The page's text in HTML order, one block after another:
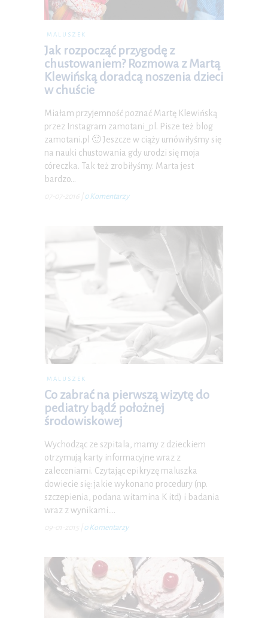
MALUSZEK
Jak rozpocząć przygodę z
chustowaniem? Rozmowa z Martą
Klewińską doradcą noszenia dzieci
w chuście
Miałam przyjemność poznać Martę Klewińską
przez Instagram zamotani_pl. Pisze też blog
zamotani.pl 🙂 Jeszcze w ciąży umówiłyśmy się
na nauki chustowania gdy urodzi się moja
córeczka. Tak też zrobiłyśmy. Marta jest
bardzo…
07-07-2016 0 Komentarzy
MALUSZEK
Co zabrać na pierwszą wizytę do
pediatry bądź położnej
środowiskowej
Wychodząc ze szpitala, mamy z dzieckiem
otrzymują karty informacyjne wraz z
zaleceniami. Czytając epikryzę maluszka
dowiecie się: jakie wykonano procedury (np.
szczepienia, podana witamina K itd) i badania
wraz z wynikami.…
09-01-2015 0 Komentarzy